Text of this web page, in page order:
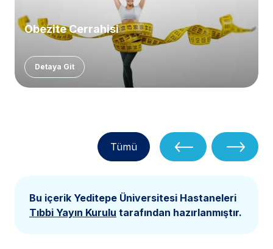
Obezite Cerrahisi
Detaya Git
Tümü
Bu içerik Yeditepe Üniversitesi Hastaneleri
Tıbbi Yayın Kurulu tarafından hazırlanmıştır.